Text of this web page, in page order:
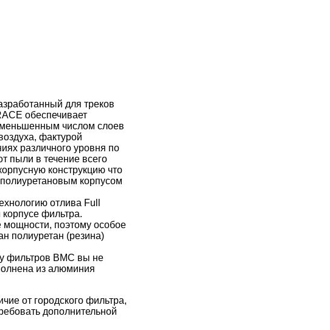
для треков
обеспечивает
числом слоев
фактурой
различного уровня по
пыли в течение всего
конструкцию что
корпусом
отлива Full
фильтра.
поэтому особое
полиуретан (резина)
фильтров BMC вы не
из алюминия
от городского фильтра,
дополнительной